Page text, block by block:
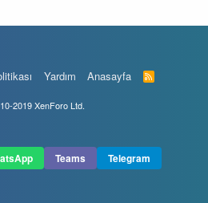
Yardım Anasayfa
R
S
2019 XenForo Ltd.
Teams
Telegram